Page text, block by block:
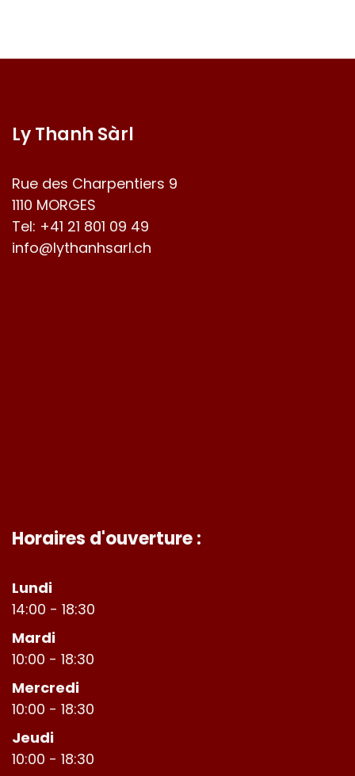
Ly Thanh Sàrl
Rue des Charpentiers 9
1110 MORGES
Tel: +41 21 801 09 49
info@lythanhsarl.ch
Horaires d'ouverture :
Lundi
14:00 - 18:30
Mardi
10:00 - 18:30
Mercredi
10:00 - 18:30
Jeudi
10:00 - 18:30